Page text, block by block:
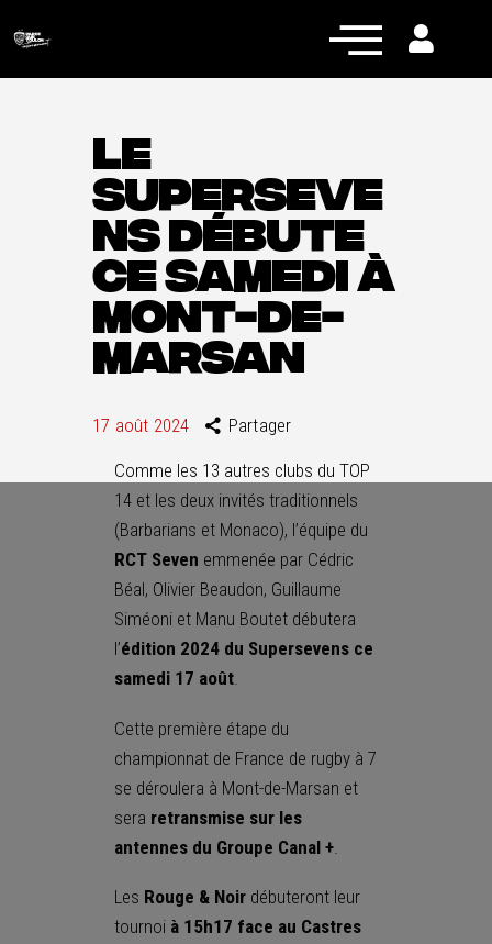
Actualités
Équipe pro
Nos équipes
Fan Zone
RCT Engagé
LE
SUPERSEVE
NS DÉBUTE
CE SAMEDI À
MONT-DE-
MARSAN
17 août 2024 Partager
Comme les 13 autres clubs du TOP
14 et les deux invités traditionnels
(Barbarians et Monaco), l’équipe du
RCT Seven emmenée par Cédric
Béal, Olivier Beaudon, Guillaume
Siméoni et Manu Boutet débutera
l’édition 2024 du Supersevens ce
samedi 17 août.
Cette première étape du
championnat de France de rugby à 7
se déroulera à Mont-de-Marsan et
sera retransmise sur les
antennes du Groupe Canal +
Les Rouge & Noir débuteront leur
tournoi à 15h17 face au Castres